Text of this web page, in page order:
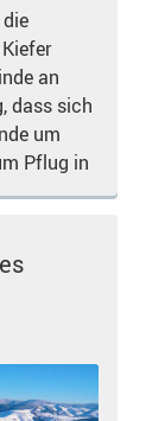
an
dass sich
um
Pflug in